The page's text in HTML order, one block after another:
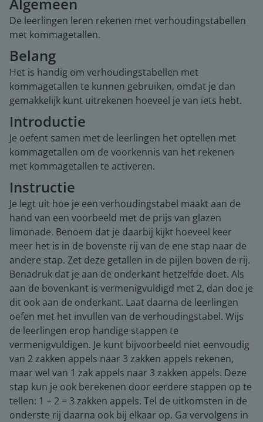
De leerlingen leren rekenen met verhoudingstabellen
met kommagetallen.
Belang
Het is handig om verhoudingstabellen met
kommagetallen te kunnen gebruiken, omdat je dan
gemakkelijk kunt uitrekenen hoeveel je van iets hebt.
Introductie
Je oefent samen met de leerlingen het optellen met
kommagetallen om de voorkennis van het rekenen
met kommagetallen te activeren.
Instructie
Je legt uit hoe je een verhoudingstabel maakt aan de
hand van een voorbeeld met de prijs van glazen
limonade. Benoem dat je daarbij kijkt hoeveel keer
meer het is in de bovenste rij van de ene stap naar de
andere stap. Zet deze getallen in de pijlen boven de rij.
Benadruk dat je aan de onderkant hetzelfde doet. Als
aan de bovenkant is vermenigvuldigd met 2, dan doe je
dit ook aan de onderkant. Laat daarna de leerlingen
oefen met het invullen van de verhoudingstabel. Wijs
de leerlingen erop handige stappen te
vermenigvuldigen. Je kunt bijvoorbeeld niet eenvoudig
van 2 zakken appels naar 3 zakken appels rekenen,
maar wel van 1 zak appels naar 3 zakken appels. Deze
stap kun je ook berekenen door eerdere stappen op te
tellen: 1 + 2 = 3 zakken appels. Tel de uitkomsten in de
onderste rij daarna ook bij elkaar op. Ga vervolgens in